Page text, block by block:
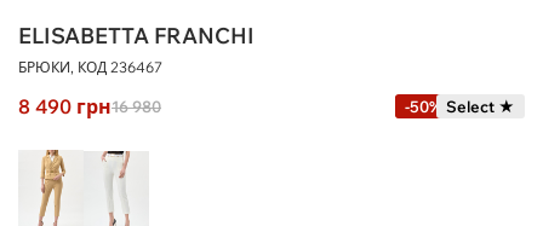
ELISABETTA FRANCHI
БРЮКИ, КОД 236467
8 490 грн16 980 -50% Select ★